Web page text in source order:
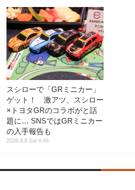
スシローで「GRミニカー」
ゲット！ 激アツ、スシロー
×トヨタGRのコラボがと話
題に… SNSではGRミニカー
の入手報告も
2026.8.8 Sat 6:46